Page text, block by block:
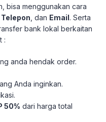
bisa menggunakan cara
Telepon , dan Email. Serta
bank lokal berkaitan
:
anda hendak order.
Anda inginkan.
50% dari harga total